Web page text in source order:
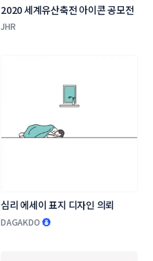
2020 세계유산축전 아이콘 공모전
JHR
심리 에세이 표지 디자인 의뢰
DAGAKDO